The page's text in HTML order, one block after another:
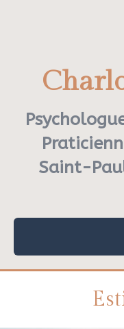
Saint-